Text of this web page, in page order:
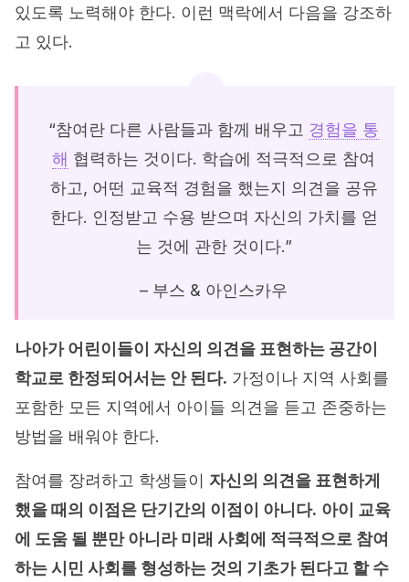
있도록 노력해야 한다. 이런 맥락에서 다음을 강조하
고 있다.
“참여란 다른 사람들과 함께 배우고 경험을 통
해 협력하는 것이다. 학습에 적극적으로 참여
하고, 어떤 교육적 경험을 했는지 의견을 공유
한다. 인정받고 수용 받으며 자신의 가치를 얻
는 것에 관한 것이다.”
– 부스 & 아인스카우
나아가 어린이들이 자신의 의견을 표현하는 공간이
학교로 한정되어서는 안 된다. 가정이나 지역 사회를
포함한 모든 지역에서 아이들 의견을 듣고 존중하는
방법을 배워야 한다.
참여를 장려하고 학생들이 자신의 의견을 표현하게
했을 때의 이점은 단기간의 이점이 아니다. 아이 교육
에 도움 될 뿐만 아니라 미래 사회에 적극적으로 참여
하는 시민 사회를 형성하는 것의 기초가 된다고 할 수